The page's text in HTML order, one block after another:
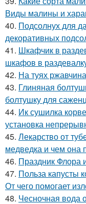
Виды малины и
40. Подсолнух для
декоративных
41. Шкафчик в
шкафов в
42. На туях
43. Глиняная
болтушку для
44. Ик сушилка
установка
45. Лекарство от
медведка и чем она
46. Праздник Флора
47. Польза капусты
От чего помогает
48. Чесночная